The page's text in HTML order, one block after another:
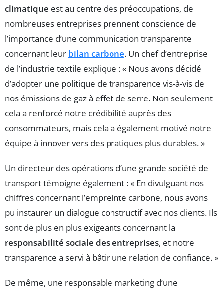
climatique est au centre des préoccupations, de
nombreuses entreprises prennent conscience de
l’importance d’une communication transparente
concernant leur bilan carbone. Un chef d’entreprise
de l’industrie textile explique : « Nous avons décidé
d’adopter une politique de transparence vis-à-vis de
nos émissions de gaz à effet de serre. Non seulement
cela a renforcé notre crédibilité auprès des
consommateurs, mais cela a également motivé notre
équipe à innover vers des pratiques plus durables. »
Un directeur des opérations d’une grande société de
transport témoigne également : « En divulguant nos
chiffres concernant l’empreinte carbone, nous avons
pu instaurer un dialogue constructif avec nos clients. Ils
sont de plus en plus exigeants concernant la
responsabilité sociale des entreprises, et notre
transparence a servi à bâtir une relation de confiance. »
De même, une responsable marketing d’une